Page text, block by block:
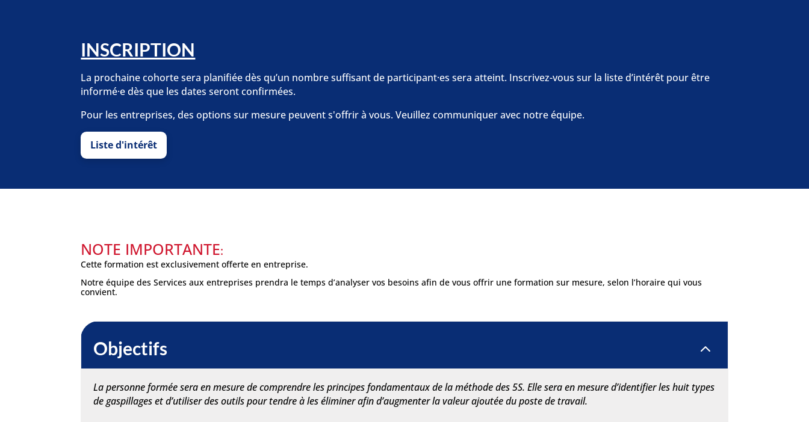
INSCRIPTION
La prochaine cohorte sera planifiée dès qu’un nombre suffisant de participant·es sera atteint. Inscrivez-vous sur la liste d’intérêt pour être
informé·e dès que les dates seront confirmées.
Pour les entreprises, des options sur mesure peuvent s'offrir à vous. Veuillez communiquer avec notre équipe.
Liste d'intérêt
NOTE IMPORTANTE:
Cette formation est exclusivement offerte en entreprise.
Notre équipe des Services aux entreprises prendra le temps d’analyser vos besoins afin de vous offrir une formation sur mesure, selon l’horaire qui vous
convient.
Objectifs 2
La personne formée sera en mesure de comprendre les principes fondamentaux de la méthode des 5S. Elle sera en mesure d’identifier les huit types
de gaspillages et d’utiliser des outils pour tendre à les éliminer afin d’augmenter la valeur ajoutée du poste de travail.